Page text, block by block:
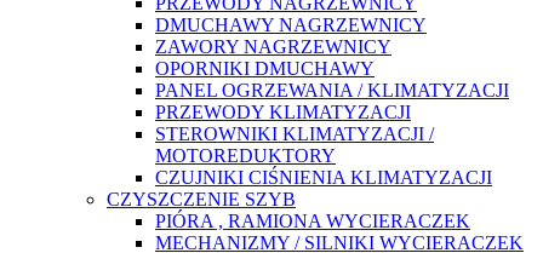
DMUCHAWY NAGRZEWNICY
ZAWORY NAGRZEWNICY
OPORNIKI DMUCHAWY
PANEL OGRZEWANIA / KLIMATYZACJI
PRZEWODY KLIMATYZACJI
STEROWNIKI KLIMATYZACJI /
MOTOREDUKTORY
CZUJNIKI CIŚNIENIA KLIMATYZACJI
CZYSZCZENIE SZYB
PIÓRA , RAMIONA WYCIERACZEK
MECHANIZMY / SILNIKI WYCIERACZEK